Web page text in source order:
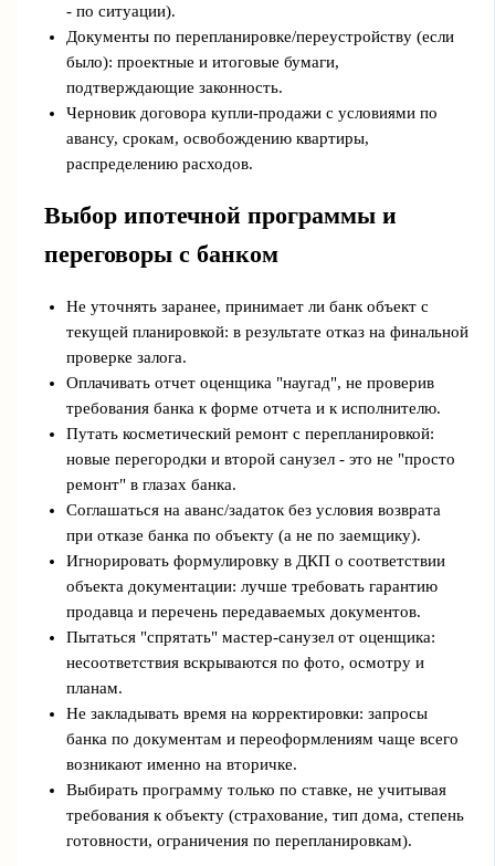
- по ситуации).
Документы по перепланировке/переустройству (если
было): проектные и итоговые бумаги,
подтверждающие законность.
Черновик договора купли-продажи с условиями по
авансу, срокам, освобождению квартиры,
распределению расходов.
Выбор ипотечной программы и
переговоры с банком
Не уточнять заранее, принимает ли банк объект с
текущей планировкой: в результате отказ на финальной
проверке залога.
Оплачивать отчет оценщика "наугад", не проверив
требования банка к форме отчета и к исполнителю.
Путать косметический ремонт с перепланировкой:
новые перегородки и второй санузел - это не "просто
ремонт" в глазах банка.
Соглашаться на аванс/задаток без условия возврата
при отказе банка по объекту (а не по заемщику).
Игнорировать формулировку в ДКП о соответствии
объекта документации: лучше требовать гарантию
продавца и перечень передаваемых документов.
Пытаться "спрятать" мастер-санузел от оценщика:
несоответствия вскрываются по фото, осмотру и
планам.
Не закладывать время на корректировки: запросы
банка по документам и переоформлениям чаще всего
возникают именно на вторичке.
Выбирать программу только по ставке, не учитывая
требования к объекту (страхование, тип дома, степень
готовности, ограничения по перепланировкам).